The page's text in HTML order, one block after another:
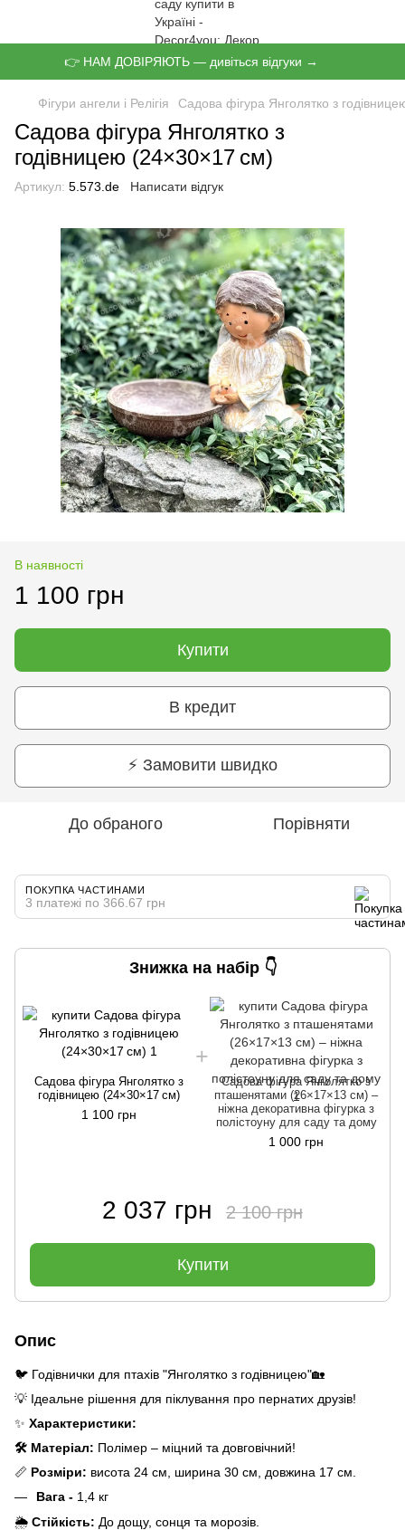
👉 НАМ ДОВІРЯЮТЬ — дивіться відгуки →
Фігури ангели і Релігія Садова фігура Янголятко з
Садова фігура Янголятко з
годівницею (24×30×17 см)
Артикул: 5.573.de Написати відгук
В наявності
1 100 грн
Купити
В кредит
⚡ Замовити швидко
До обраного Порівняти
ПОКУПКА ЧАСТИНАМИ
3 платежі по 366.67 грн
Знижка на набір 👇
Садова фігура Янголятко з
годівницею (24×30×17 см)
1 100 грн
Садова фігура Янголятко з
пташенятами (26×17×13 см) –
ніжна декоративна фігурка з
полістоуну для саду та дому
1 000 грн
2 037 грн 2 100 грн
Купити
Опис
🐦 Годівнички для птахів "Янголятко з годівницею"🏡
💡 Ідеальне рішення для піклування про пернатих друзів!
✨ Характеристики:
🛠️ Матеріал: Полімер – міцний та довговічний!
📏 Розміри: висота 24 см, ширина 30 см, довжина 17 см.
Вага - 1,4 кг
🌦️ Стійкість: До дощу, сонця та морозів.